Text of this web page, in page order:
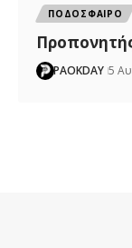
ΠΟΔΟΣΦΑΙΡΟ
PAOKDAY 5